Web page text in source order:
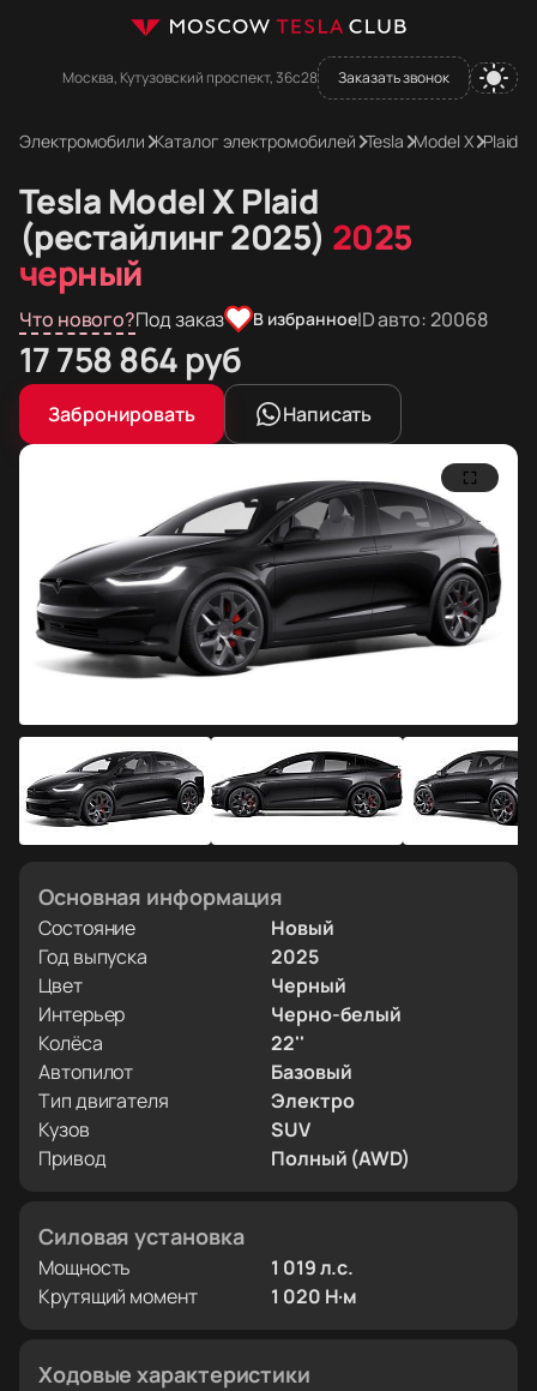
Москва, Кутузовский проспект, 36с28 Заказать звонок
Электромобили Каталог электромобилей Tesla Model X Plaid
Tesla Model X Plaid
(рестайлинг 2025) 2025
черный
Что нового?Под заказ В избранноеID авто: 20068
Цена в рублях
17 758 864 руб
Цена в евро
183 717евро
Цена в долларах
210 834долларов
Забронировать Написать
Основная информация
Состояние
Новый
Год выпуска
2025
Цвет
Черный
Интерьер
Черно-белый
Колёса
22''
Автопилот
Базовый
Тип двигателя
Электро
Кузов
SUV
Привод
Полный (AWD)
Силовая установка
Мощность
1 019 л.с.
Крутящий момент
1 020 Н·м
Ходовые характеристики
Фотографии Tesla Model X Plaid (рестайлинг 2025)
Tesla Model X Plaid (рестайлинг 2025)